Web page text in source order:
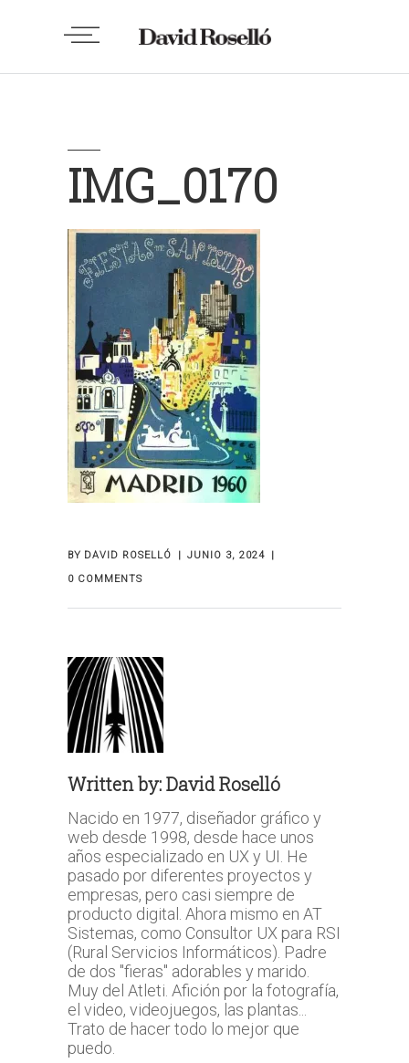
IMG_0170
BY DAVID ROSELLÓ
JUNIO 3, 2024
0 COMMENTS
Written by:David Roselló
Nacido en 1977, diseñador gráfico y
web desde 1998, desde hace unos
años especializado en UX y UI. He
pasado por diferentes proyectos y
empresas, pero casi siempre de
producto digital. Ahora mismo en AT
Sistemas, como Consultor UX para RSI
(Rural Servicios Informáticos). Padre
de dos "fieras" adorables y marido.
Muy del Atleti. Afición por la fotografía,
el video, videojuegos, las plantas...
Trato de hacer todo lo mejor que
puedo.